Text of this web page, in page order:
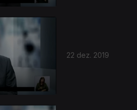
22 dez. 2019